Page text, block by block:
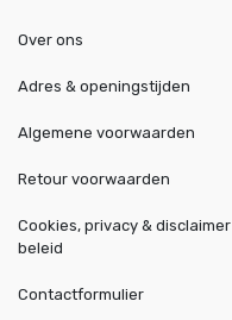
Over ons
Adres & openingstijden
Algemene voorwaarden
Retour voorwaarden
Cookies, privacy & disclaimer
beleid
Contactformulier